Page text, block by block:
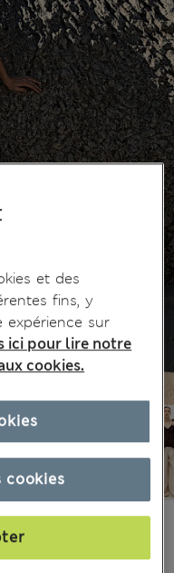
et des
fins, y
sur
ici pour lire notre
cookies.
cookies